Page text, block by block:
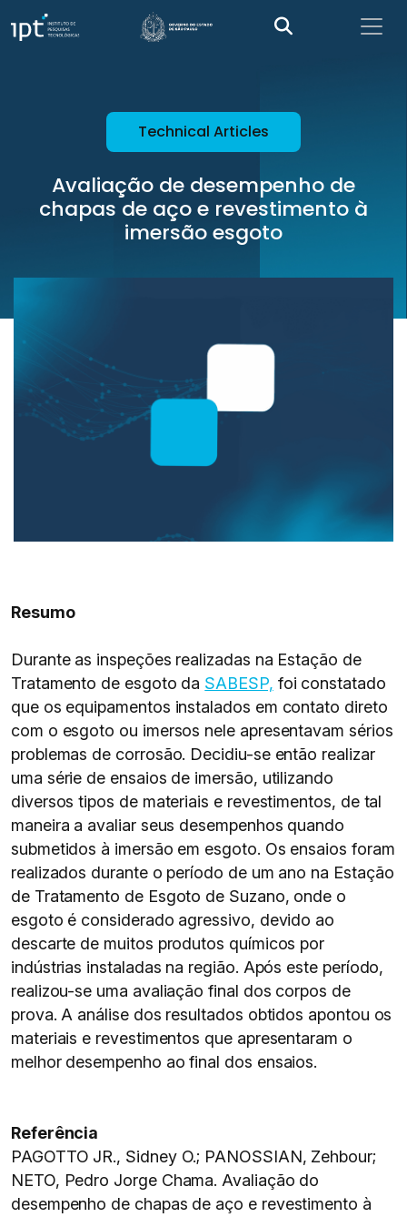
Technical Articles
Avaliação de desempenho de
chapas de aço e revestimento à
imersão esgoto
Resumo
Durante as inspeções realizadas na Estação de
Tratamento de esgoto da SABESP, foi constatado
que os equipamentos instalados em contato direto
com o esgoto ou imersos nele apresentavam sérios
problemas de corrosão. Decidiu-se então realizar
uma série de ensaios de imersão, utilizando
diversos tipos de materiais e revestimentos, de tal
maneira a avaliar seus desempenhos quando
submetidos à imersão em esgoto. Os ensaios foram
realizados durante o período de um ano na Estação
de Tratamento de Esgoto de Suzano, onde o
esgoto é considerado agressivo, devido ao
descarte de muitos produtos químicos por
indústrias instaladas na região. Após este período,
realizou-se uma avaliação final dos corpos de
prova. A análise dos resultados obtidos apontou os
materiais e revestimentos que apresentaram o
melhor desempenho ao final dos ensaios.
Referência
PAGOTTO JR., Sidney O.; PANOSSIAN, Zehbour;
NETO, Pedro Jorge Chama. Avaliação do
desempenho de chapas de aço e revestimento à